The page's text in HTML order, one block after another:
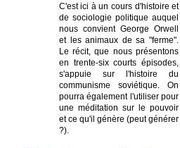
C'est ici à un cours d'histoire et
de sociologie politique auquel
nous convient George Orwell
et les animaux de sa "ferme".
Le récit, que nous présentons
en trente-six courts épisodes,
s'appuie sur l'histoire du
communisme soviétique. On
pourra également l'utiliser pour
une méditation sur le pouvoir
et ce qu'il génère (peut générer
?).